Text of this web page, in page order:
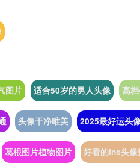
图片 适合50岁的男人头像 高
头像干净唯美 2025最好运头
葛根图片植物图片 好看的ins头像